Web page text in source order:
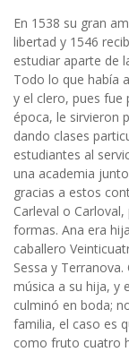
En 1538 su gran
libertad y 1546
estudiar aparte de
Todo lo que había
y el clero, pues
época, le sirvieron
dando clases
estudiantes al
una academia
gracias a estos
Carleval o
formas. Ana era
caballero
Sessa y Terranova.
música a su hija, y
culminó en boda;
familia, el caso es
como fruto cuatro